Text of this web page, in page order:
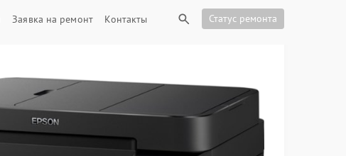
Заявка на ремонт Контакты Статус ремонта